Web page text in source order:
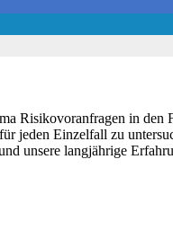
Risikovoranfragen in
jeden Einzelfall zu
unsere langjährige